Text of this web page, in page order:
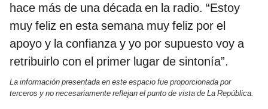
hace más de una década en la radio. “Estoy
muy feliz en esta semana muy feliz por el
apoyo y la confianza y yo por supuesto voy a
retribuirlo con el primer lugar de sintonía”.
La información presentada en este espacio fue proporcionada por
terceros y no necesariamente reflejan el punto de vista de La República.